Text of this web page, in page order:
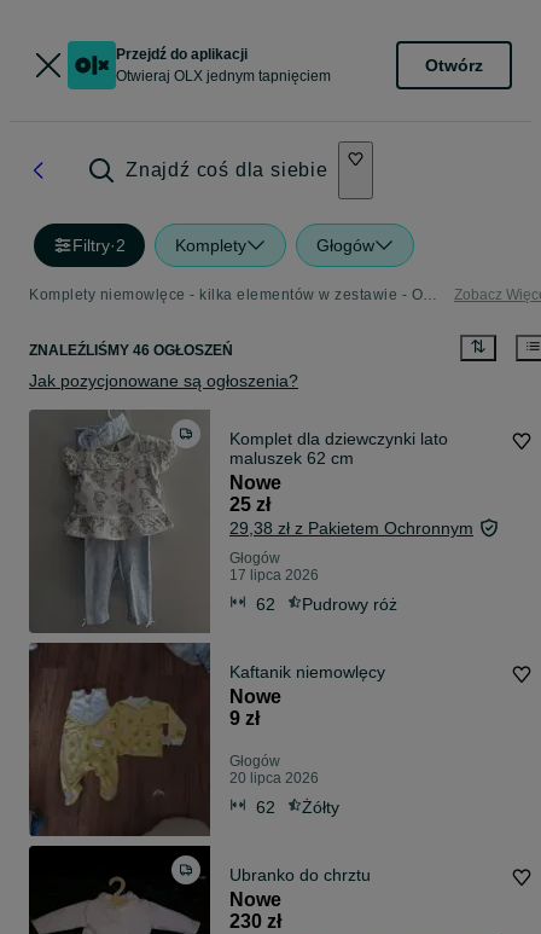
Przejdź do aplikacji
Otwieraj OLX jednym tapnięciem
Otwórz
Znajdź coś dla siebie
Filtry·2 Komplety Głogów
Komplety niemowlęce - kilka elementów w zestawie - OLX.pl Zobacz
ZNALEŹLIŚMY 46 OGŁOSZEŃ
Jak pozycjonowane są ogłoszenia?
Komplet dla dziewczynki lato
maluszek 62 cm
Nowe
25 zł
29,38 zł z Pakietem Ochronnym
Głogów
17 lipca 2026
62 Pudrowy róż
Kaftanik niemowlęcy
Nowe
9 zł
Głogów
20 lipca 2026
62 Żółty
Ubranko do chrztu
Nowe
230 zł